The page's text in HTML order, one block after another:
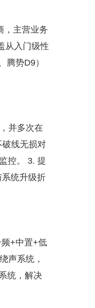
，主营业务
从入门级性
腾势D9）
并多次在
破线无损对
控。 3. 提
统升级折
+中置+低
声系统，
统，解决